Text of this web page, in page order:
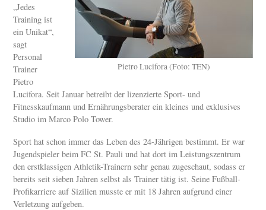
Pietro Lucifora (Foto: TEN)
„Jedes
Training ist
ein Unikat“,
sagt
Personal
Trainer
Pietro
Lucifora. Seit Januar betreibt der lizenzierte Sport- und
Fitnesskaufmann und Ernährungsberater ein kleines und exklusives
Studio im Marco Polo Tower.
Sport hat schon immer das Leben des 24-Jährigen bestimmt. Er war
Jugendspieler beim FC St. Pauli und hat dort im Leistungszentrum
den erstklassigen Athletik-Trainern sehr genau zugeschaut, sodass er
bereits seit sieben Jahren selbst als Trainer tätig ist. Seine Fußball-
Profikarriere auf Sizilien musste er mit 18 Jahren aufgrund einer
Verletzung aufgeben.